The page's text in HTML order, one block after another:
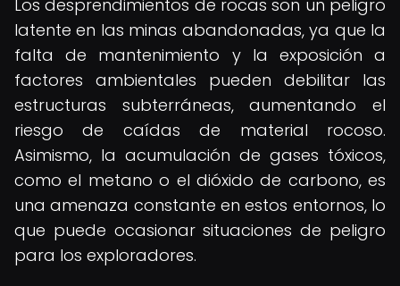
Los desprendimientos de rocas son un peligro
latente en las minas abandonadas, ya que la
falta de mantenimiento y la exposición a
factores ambientales pueden debilitar las
estructuras subterráneas, aumentando el
riesgo de caídas de material rocoso.
Asimismo, la acumulación de gases tóxicos,
como el metano o el dióxido de carbono, es
una amenaza constante en estos entornos, lo
que puede ocasionar situaciones de peligro
para los exploradores.